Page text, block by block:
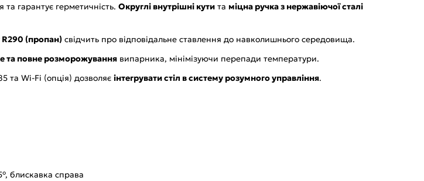
та гарантує герметичність. Округлі внутрішні кути та міцна ручка з нержавіючої сталі
R290 (пропан) свідчить про відповідальне ставлення до навколишнього середовища.
та повне розморожування випарника, мінімізуючи перепади температури.
та Wi-Fi (опція) дозволяє інтегрувати стіл в систему розумного управління.
блискавка справа